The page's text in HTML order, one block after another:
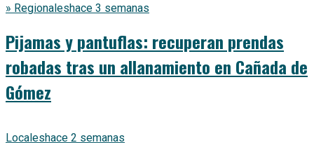
» Regionaleshace 3 semanas
Pijamas y pantuflas: recuperan prendas
robadas tras un allanamiento en Cañada de
Gómez
Localeshace 2 semanas